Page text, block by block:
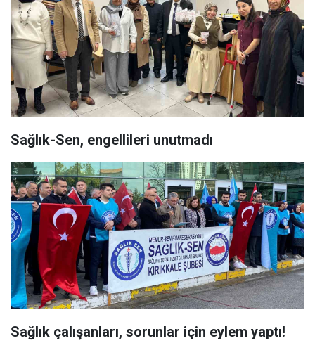
Sağlık-Sen, engellileri unutmadı
Sağlık çalışanları, sorunlar için eylem yaptı!